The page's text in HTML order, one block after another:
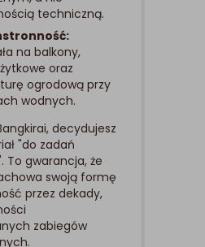
techniczną.
na balkony,
oraz
ogrodową przy
wodnych.
decydujesz
"do zadań
To gwarancja, że
swoją formę
przez dekady,
zabiegów